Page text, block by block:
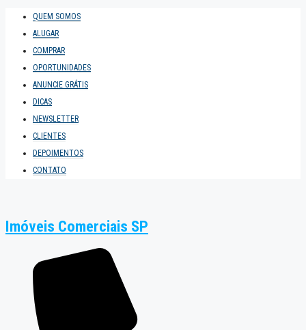
QUEM SOMOS
ALUGAR
COMPRAR
OPORTUNIDADES
ANUNCIE GRÁTIS
DICAS
NEWSLETTER
CLIENTES
DEPOIMENTOS
CONTATO
Imóveis Comerciais SP